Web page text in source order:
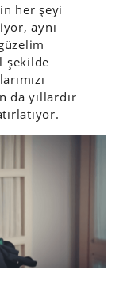
her şeyi
aynı
şekilde
da yıllardır